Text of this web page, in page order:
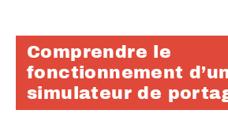
Comprendre le
fonctionnement
simulateur de